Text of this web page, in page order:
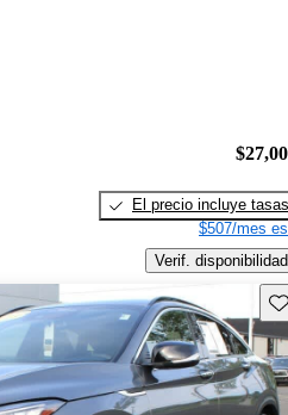
El precio incluye tasas
$507/mes
Verif. disponibilidad